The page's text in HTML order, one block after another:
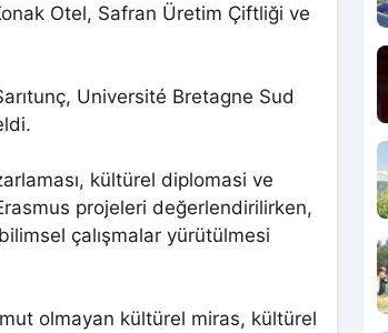
Otel, Safran Üretim Çiftliği ve
Université Bretagne Sud
kültürel diplomasi ve
projeleri değerlendirilirken,
çalışmalar yürütülmesi
olmayan kültürel miras, kültürel